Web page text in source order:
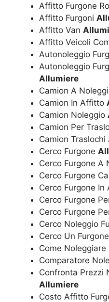
Affitto Furgone
Affitto Furgoni
Affitto Van
Affitto Veicoli
Autonoleggio
Autonoleggio
Allumiere
Camion A
Camion In Affitto
Camion Noleggio
Camion Per
Camion Traslochi
Cerco Furgone
Cerco Furgone A
Cerco Furgone
Cerco Furgone In
Cerco Furgone
Cerco Furgone
Cerco Noleggio
Cerco Un
Come Noleggiare
Comparatore
Confronta Prezzi
Allumiere
Costo Affitto